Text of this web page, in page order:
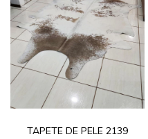
TAPETE DE PELE 2139